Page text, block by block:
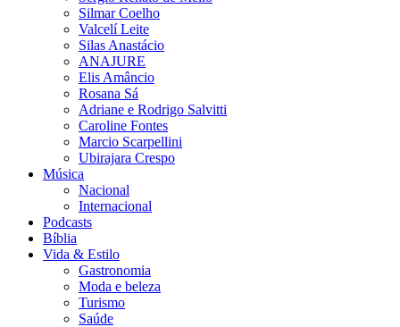
Silmar Coelho
Valcelí Leite
Silas Anastácio
ANAJURE
Elis Amâncio
Rosana Sá
Adriane e Rodrigo Salvitti
Caroline Fontes
Marcio Scarpellini
Ubirajara Crespo
Música
Nacional
Internacional
Podcasts
Bíblia
Vida & Estilo
Gastronomia
Moda e beleza
Turismo
Saúde